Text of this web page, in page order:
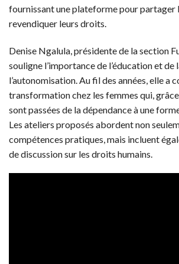
fournissant une plateforme pour partager
revendiquer leurs droits.
Denise Ngalula, présidente de la section
souligne l’importance de l’éducation et
l’autonomisation. Au fil des années, elle a
transformation chez les femmes qui,
sont passées de la dépendance à une
Les ateliers proposés abordent non
compétences pratiques, mais incluent
de discussion sur les droits humains.